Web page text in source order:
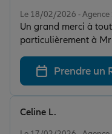
Le 18/02/2026 - Agence
Un grand merci à
particulièrement à
professionnalisme,
Prendre un
Celine L.